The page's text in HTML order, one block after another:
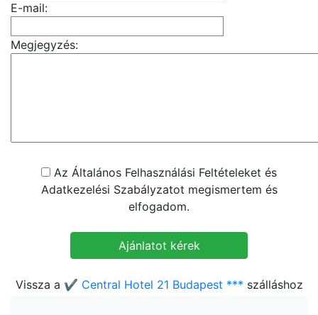
E-mail:
Megjegyzés:
Az Általános Felhasználási Feltételeket és
Adatkezelési Szabályzatot megismertem és
elfogadom.
Vissza a ✔️ Central Hotel 21 Budapest *** szálláshoz